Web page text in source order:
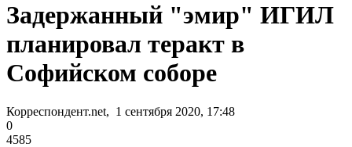
Задержанный "эмир" ИГИЛ
планировал теракт в
Софийском соборе
Корреспондент.net, 1 сентября 2020, 17:48
0
4585